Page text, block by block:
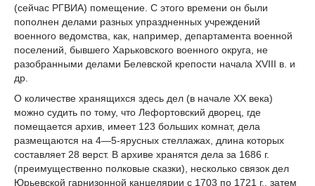
(сейчас РГВИА) помещение. С этого времени он были
пополнен делами разных упраздненных учреждений
военного ведомства, как, например, департамента военной
поселений, бывшего Харьковского военного округа, не
разобранными делами Белевской крепости начала XVIII в. и
др.
О количестве хранящихся здесь дел (в начале XX века)
можно судить по тому, что Лефортовский дворец, где
помещается архив, имеет 123 больших комнат, дела
размещаются на 4—5-ярусных стеллажах, длина которых
составляет 28 верст. В архиве хранятся дела за 1686 г.
(преимущественно полковые сказки), несколько связок дел
Юрьевской гарнизонной канцелярии с 1703 по 1721 г., затем